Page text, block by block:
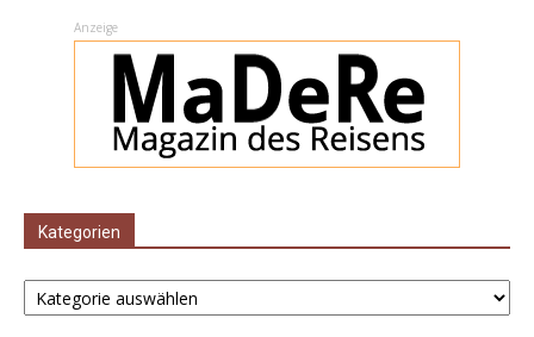
Anzeige
Kategorien
Kategorien